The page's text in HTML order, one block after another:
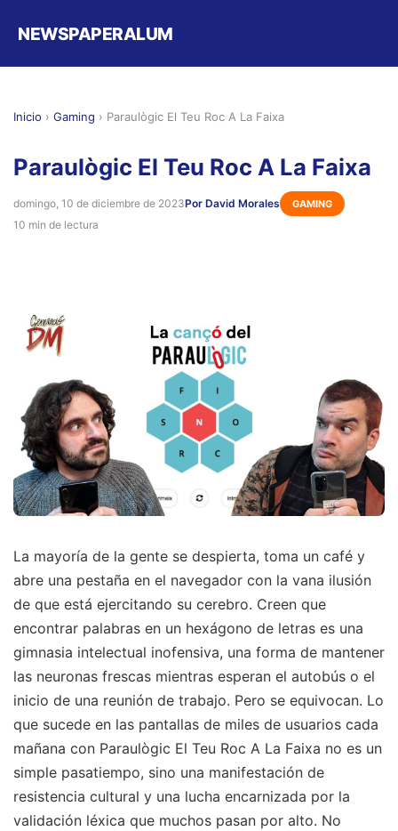
NEWSPAPERALUM
Inicio › Gaming › Paraulògic El Teu Roc A La Faixa
Paraulògic El Teu Roc A La Faixa
domingo, 10 de diciembre de 2023Por David Morales GAMING
10 min de lectura
La mayoría de la gente se despierta, toma un café y
abre una pestaña en el navegador con la vana ilusión
de que está ejercitando su cerebro. Creen que
encontrar palabras en un hexágono de letras es una
gimnasia intelectual inofensiva, una forma de mantener
las neuronas frescas mientras esperan el autobús o el
inicio de una reunión de trabajo. Pero se equivocan. Lo
que sucede en las pantallas de miles de usuarios cada
mañana con Paraulògic El Teu Roc A La Faixa no es un
simple pasatiempo, sino una manifestación de
resistencia cultural y una lucha encarnizada por la
validación léxica que muchos pasan por alto. No